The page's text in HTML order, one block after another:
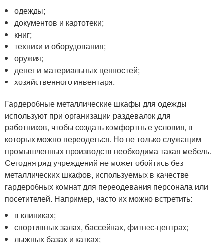
одежды;
документов и картотеки;
книг;
техники и оборудования;
оружия;
денег и материальных ценностей;
хозяйственного инвентаря.
Гардеробные металлические шкафы для одежды
используют при организации раздевалок для
работников, чтобы создать комфортные условия, в
которых можно переодеться. Но не только служащим
промышленных производств необходима такая мебель.
Сегодня ряд учреждений не может обойтись без
металлических шкафов, используемых в качестве
гардеробных комнат для переодевания персонала или
посетителей. Например, часто их можно встретить:
в клиниках;
спортивных залах, бассейнах, фитнес-центрах;
лыжных базах и катках;